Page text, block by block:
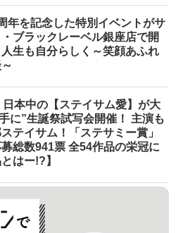
年を記念した特別イベントがサ
ブラックレーベル銀座店で開
生も自分らしく～笑顔あふれ
日本中の【ステイサム愛】が大
に”生誕祭試写会開催！ 主演も
テイサム！「ステサミー賞」
総数941票 全54作品の栄冠に
はー!?】